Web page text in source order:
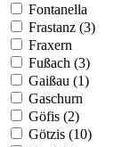
Fontanella
Frastanz (3)
Fraxern
Fußach (3)
Gaißau (1)
Gaschurn
Göfis (2)
Götzis (10)